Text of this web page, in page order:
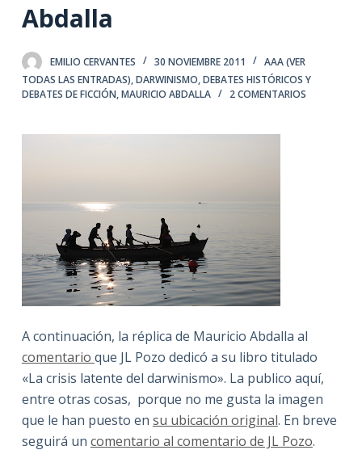
o
Abdalla
EMILIO CERVANTES 30 NOVIEMBRE 2011
AAA (VER
TODAS LAS ENTRADAS),DARWINISMO,DEBATES HISTÓRICOS Y
DEBATES DE FICCIÓN,MAURICIO ABDALLA 2 COMENTARIOS
A continuación, la réplica de Mauricio Abdalla al
comentario que JL Pozo dedicó a su libro titulado
«La crisis latente del darwinismo». La publico aquí,
entre otras cosas, porque no me gusta la imagen
que le han puesto en su ubicación original. En breve
seguirá un comentario al comentario de JL Pozo.